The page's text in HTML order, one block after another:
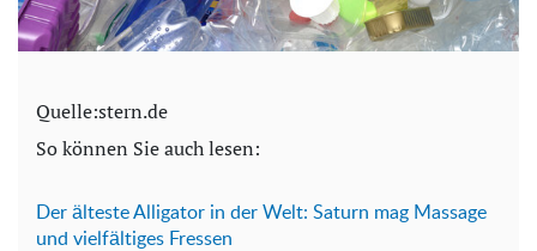
Quelle:stern.de
So können Sie auch lesen:
Der älteste Alligator in der Welt: Saturn mag Massage
und vielfältiges Fressen